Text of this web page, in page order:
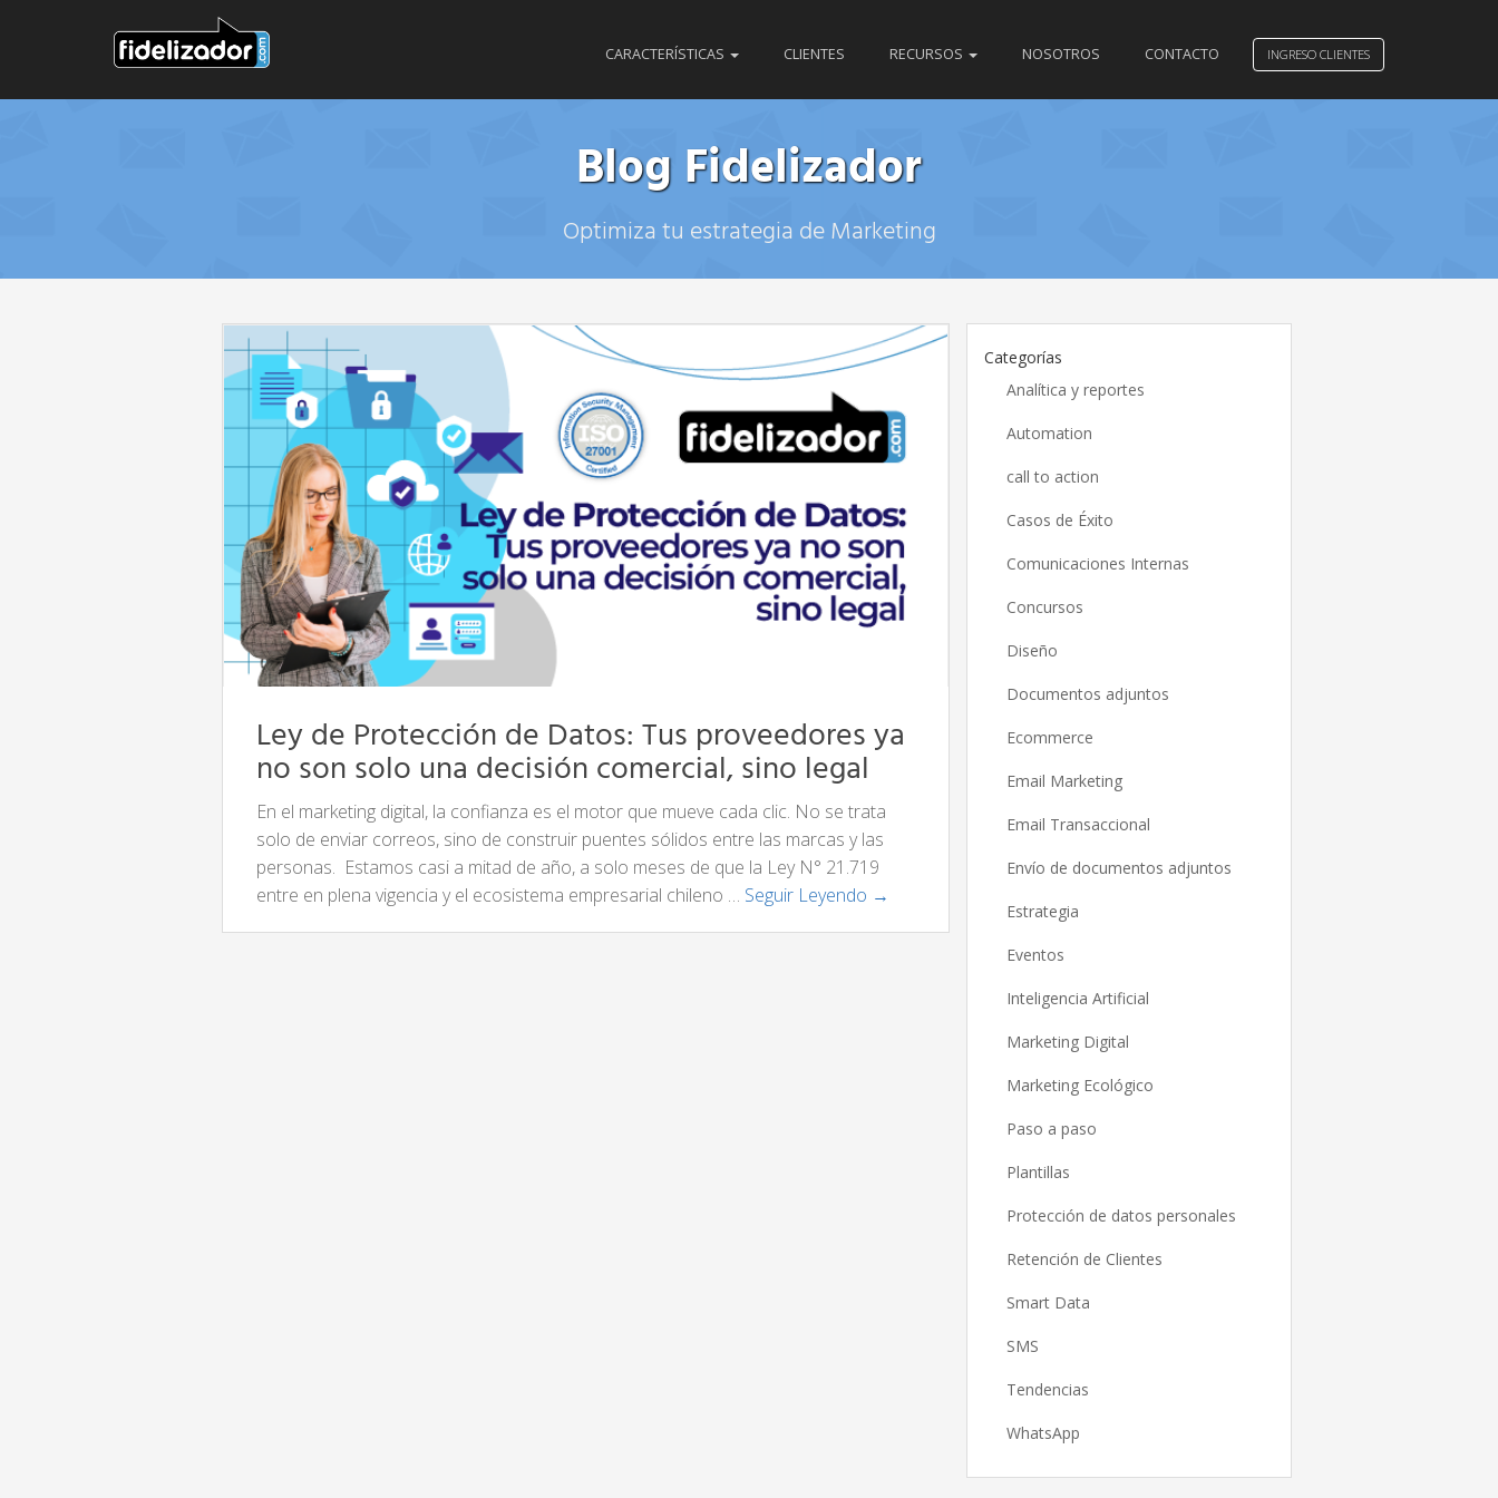
INGRESO CLIENTES
CARACTERÍSTICAS CLIENTES RECURSOS NOSOTROS CONTACTO
Blog Fidelizador
Optimiza tu estrategia de Marketing
Ley de Protección de Datos: Tus proveedores ya
no son solo una decisión comercial, sino legal
En el marketing digital, la confianza es el motor que mueve cada clic. No se trata
solo de enviar correos, sino de construir puentes sólidos entre las marcas y las
personas. Estamos casi a mitad de año, a solo meses de que la Ley N° 21.719
entre en plena vigencia y el ecosistema empresarial chileno … Seguir Leyendo →
Categorías
Analítica y reportes
Automation
call to action
Casos de Éxito
Comunicaciones Internas
Concursos
Diseño
Documentos adjuntos
Ecommerce
Email Marketing
Email Transaccional
Envío de documentos adjuntos
Estrategia
Eventos
Inteligencia Artificial
Marketing Digital
Marketing Ecológico
Paso a paso
Plantillas
Protección de datos personales
Retención de Clientes
Smart Data
SMS
Tendencias
WhatsApp